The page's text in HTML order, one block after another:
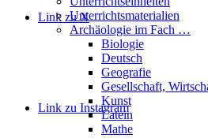
Link zu X
Link zu Instagram
Unterrichtsmaterialien
Archäologie im Fach …
Biologie
Deutsch
Geografie
Gesellschaft,
Kunst
Latein
Mathe